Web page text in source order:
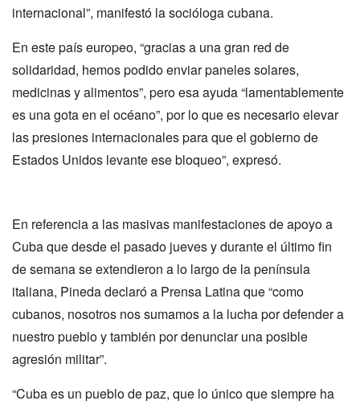
internacional”, manifestó la socióloga cubana.
En este país europeo, “gracias a una gran red de
solidaridad, hemos podido enviar paneles solares,
medicinas y alimentos”, pero esa ayuda “lamentablemente
es una gota en el océano”, por lo que es necesario elevar
las presiones internacionales para que el gobierno de
Estados Unidos levante ese bloqueo”, expresó.
En referencia a las masivas manifestaciones de apoyo a
Cuba que desde el pasado jueves y durante el último fin
de semana se extendieron a lo largo de la península
italiana, Pineda declaró a Prensa Latina que “como
cubanos, nosotros nos sumamos a la lucha por defender a
nuestro pueblo y también por denunciar una posible
agresión militar”.
“Cuba es un pueblo de paz, que lo único que siempre ha